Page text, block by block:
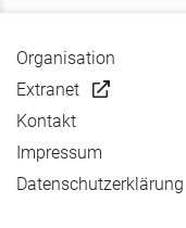
Organisation
Extranet
Kontakt
Impressum
Datenschutzerklärung